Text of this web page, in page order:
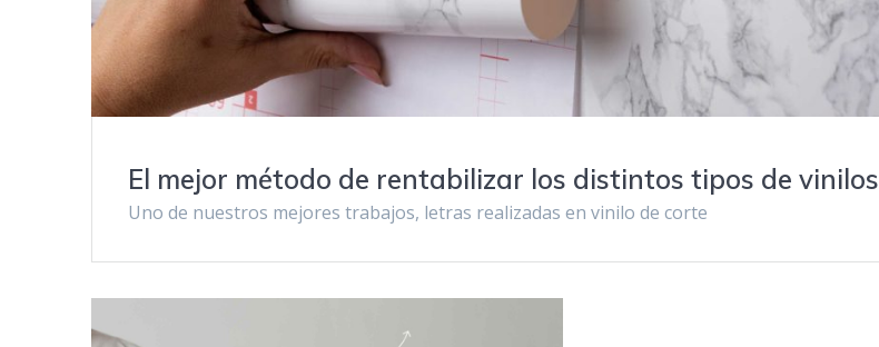
El mejor método de rentabilizar los distintos tipos de vinilos
Uno de nuestros mejores trabajos, letras realizadas en vinilo de corte